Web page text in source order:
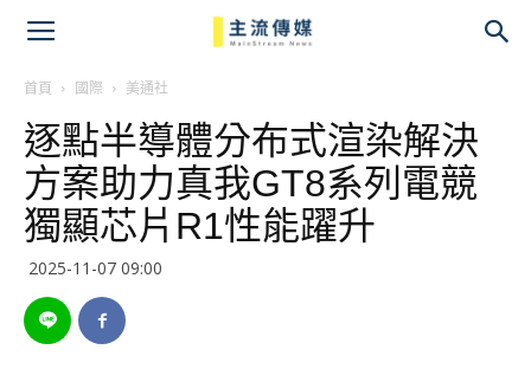
首頁 國際 美通社
逐點半導體分布式渲染解決
方案助力真我GT8系列電競
獨顯芯片R1性能躍升
2025-11-07 09:00